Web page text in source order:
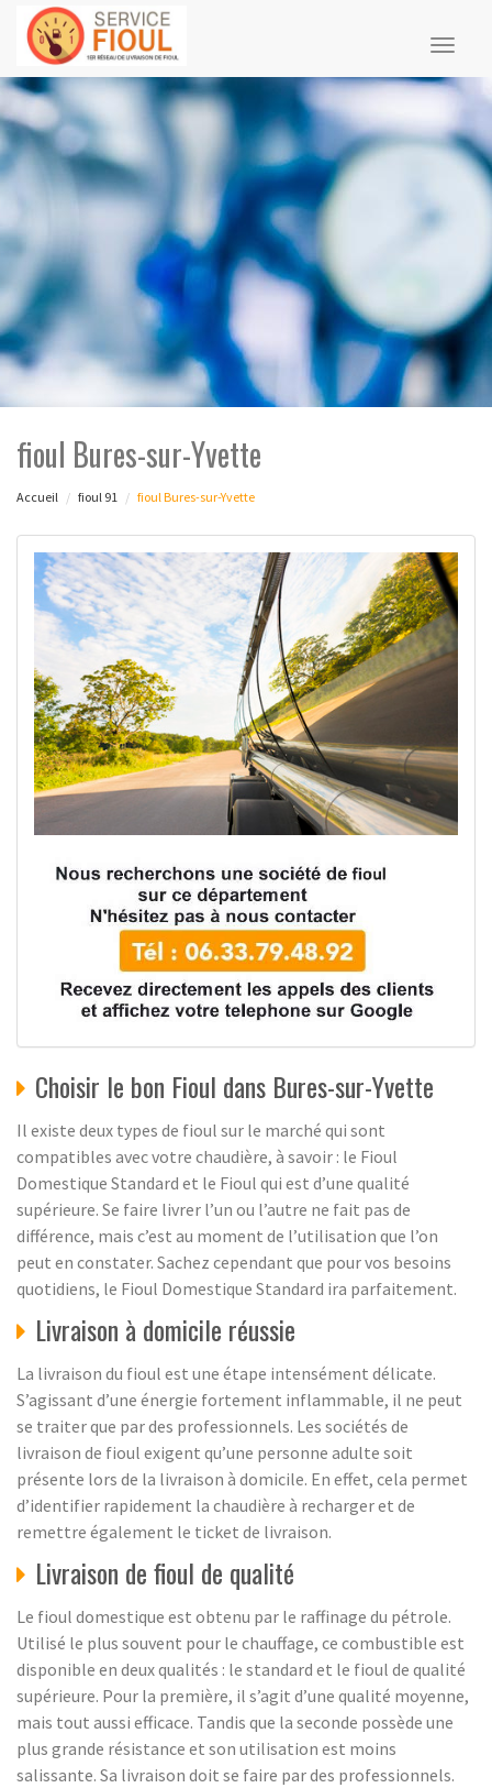
fioul Bures-sur-Yvette
Accueil fioul 91 fioul Bures-sur-Yvette
Choisir le bon Fioul dans Bures-sur-Yvette
Il existe deux types de fioul sur le marché qui sont
compatibles avec votre chaudière, à savoir : le Fioul
Domestique Standard et le Fioul qui est d’une qualité
supérieure. Se faire livrer l’un ou l’autre ne fait pas de
différence, mais c’est au moment de l’utilisation que l’on
peut en constater. Sachez cependant que pour vos besoins
quotidiens, le Fioul Domestique Standard ira parfaitement.
Livraison à domicile réussie
La livraison du fioul est une étape intensément délicate.
S’agissant d’une énergie fortement inflammable, il ne peut
se traiter que par des professionnels. Les sociétés de
livraison de fioul exigent qu’une personne adulte soit
présente lors de la livraison à domicile. En effet, cela permet
d’identifier rapidement la chaudière à recharger et de
remettre également le ticket de livraison.
Livraison de fioul de qualité
Le fioul domestique est obtenu par le raffinage du pétrole.
Utilisé le plus souvent pour le chauffage, ce combustible est
disponible en deux qualités : le standard et le fioul de qualité
supérieure. Pour la première, il s’agit d’une qualité moyenne,
mais tout aussi efficace. Tandis que la seconde possède une
plus grande résistance et son utilisation est moins
salissante. Sa livraison doit se faire par des professionnels.